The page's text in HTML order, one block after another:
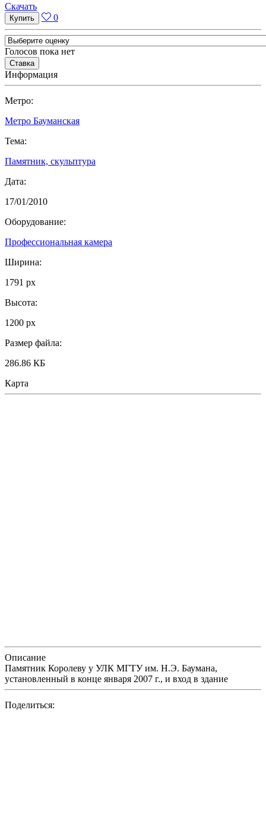
Cкачать
0
Голосов пока нет
Информация
Метро:
Метро Бауманская
Тема:
Памятник, скульптура
Дата:
17/01/2010
Оборудование:
Профессиональная камера
Ширина:
1791 px
Высота:
1200 px
Размер файла:
286.86 КБ
Карта
Описание
Памятник Королеву у УЛК МГТУ им. Н.Э. Баумана,
установленный в конце января 2007 г., и вход в здание
Поделиться: